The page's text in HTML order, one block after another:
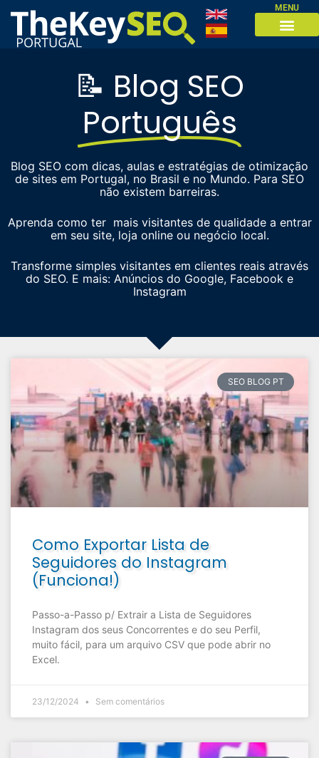
MENU
📝 Blog SEO
Português
Blog SEO com dicas, aulas e estratégias de otimização
de sites em Portugal, no Brasil e no Mundo. Para SEO
não existem barreiras.
Aprenda como ter mais visitantes de qualidade a entrar
em seu site, loja online ou negócio local.
Transforme simples visitantes em clientes reais através
do SEO. E mais: Anúncios do Google, Facebook e
Instagram
SEO BLOG PT
Como Exportar Lista de
Seguidores do Instagram
(Funciona!)
Passo-a-Passo p/ Extrair a Lista de Seguidores
Instagram dos seus Concorrentes e do seu Perfil,
muito fácil, para um arquivo CSV que pode abrir no
Excel.
23/12/2024 Sem comentários